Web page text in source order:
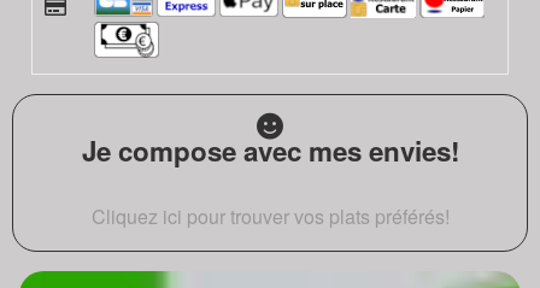
Je compose avec mes envies!
Cliquez ici pour trouver vos plats préférés!